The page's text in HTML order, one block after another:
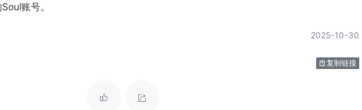
账号。
2025-10-30
复制链接